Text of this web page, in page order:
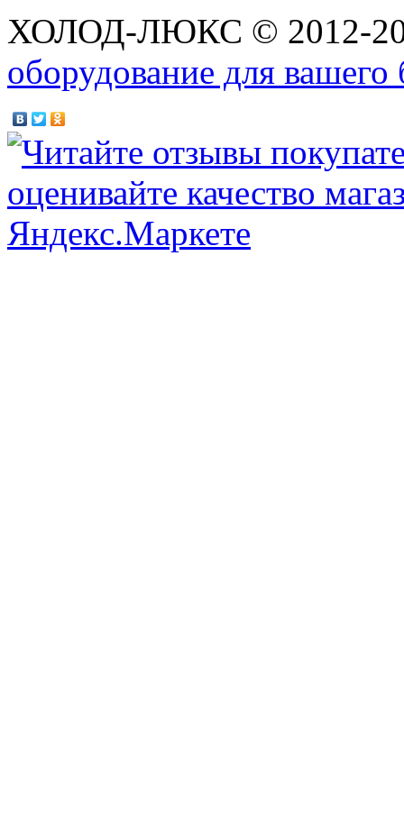
ХОЛОД-ЛЮКС © 2012-
оборудование для вашего